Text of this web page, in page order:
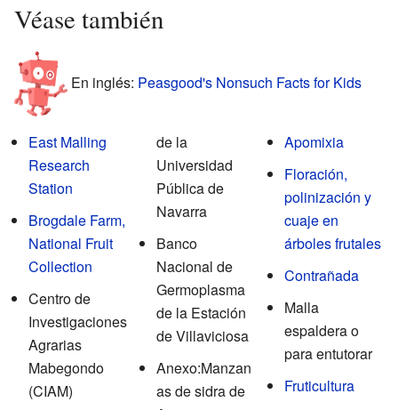
Véase también
En inglés: Peasgood's Nonsuch Facts for Kids
East Malling
Research
Station
Brogdale Farm,
National Fruit
Collection
Centro de
Investigaciones
Agrarias
Mabegondo
(CIAM)
de la
Universidad
Pública de
Navarra
Banco
Nacional de
Germoplasma
de la Estación
de Villaviciosa
Anexo:Manzan
as de sidra de
Apomixia
Floración,
polinización y
cuaje en
árboles frutales
Contrañada
Malla
espaldera o
para entutorar
Fruticultura